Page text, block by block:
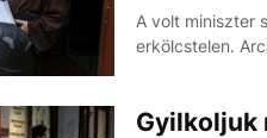
A volt miniszter
erkölcstelen.
Gyilkoljuk